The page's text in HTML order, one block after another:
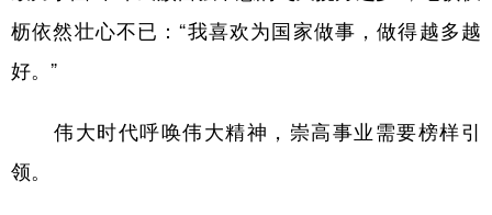
枥依然壮心不已：“我喜欢为国家做事，做得越多越
好。”
伟大时代呼唤伟大精神，崇高事业需要榜样引
领。